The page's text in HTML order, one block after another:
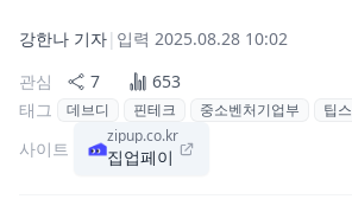
강한나 기자| 입력 2025.08.28 10:02
관심
7
653
태그
데브디 핀테크 중소벤처기업부 팁스
사이트
zipup.co.kr
집업페이